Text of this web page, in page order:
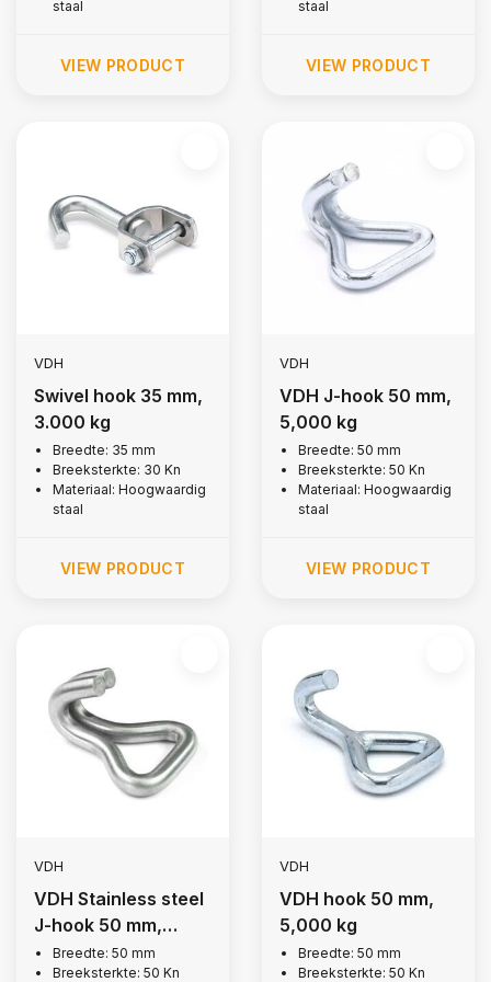
staal
VIEW PRODUCT
staal
VIEW PRODUCT
VDH
Swivel hook 35 mm,
3.000 kg
Breedte: 35 mm
Breeksterkte: 30 Kn
Materiaal: Hoogwaardig
staal
VIEW PRODUCT
VDH
VDH J-hook 50 mm,
5,000 kg
Breedte: 50 mm
Breeksterkte: 50 Kn
Materiaal: Hoogwaardig
staal
VIEW PRODUCT
VDH
VDH Stainless steel
J-hook 50 mm,
5.000 kg
Breedte: 50 mm
Breeksterkte: 50 Kn
VDH
VDH hook 50 mm,
5,000 kg
Breedte: 50 mm
Breeksterkte: 50 Kn